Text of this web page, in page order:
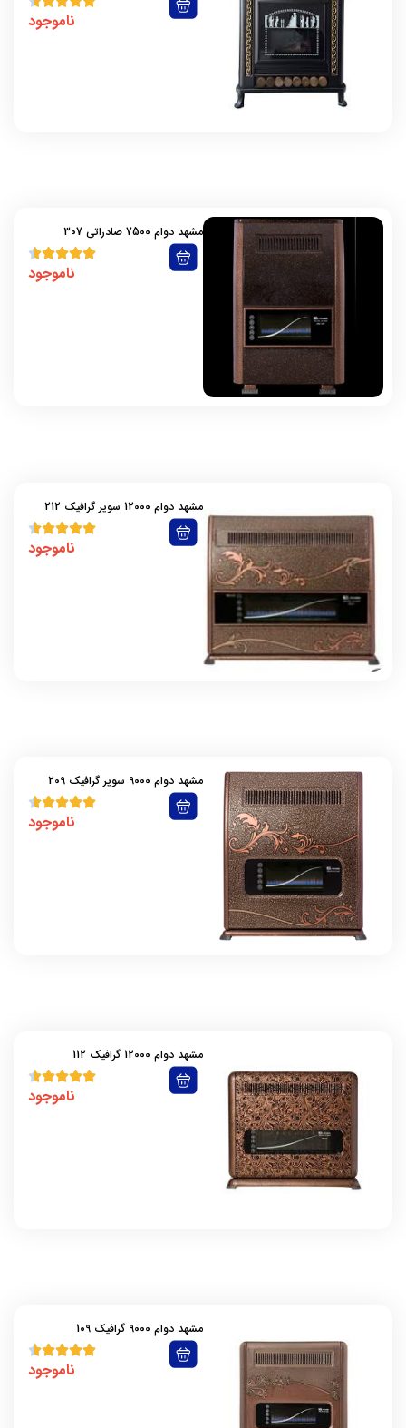
ناموجود
مشهد دوام 7500 صادراتی 307
ناموجود
مشهد دوام 12000 سوپر گرافیک 212
ناموجود
مشهد دوام 9000 سوپر گرافیک 209
ناموجود
مشهد دوام 12000 گرافیک 112
ناموجود
مشهد دوام 9000 گرافیک 109
ناموجود